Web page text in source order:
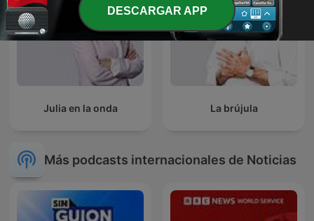
Julia en la onda La brújula
Más podcasts internacionales de Noticias
DESCARGAR APP